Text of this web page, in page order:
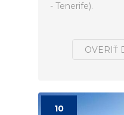
- Tenerife).
OVERIŤ
10